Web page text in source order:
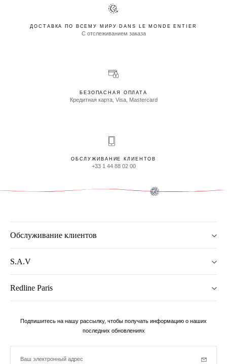
ДОСТАВКА ПО ВСЕМУ МИРУ DANS LE MONDE ENTIER
С отслеживанием заказа
БЕЗОПАСНАЯ ОПЛАТА
Кредитная карта, Visa, Mastercard
ОБСЛУЖИВАНИЕ КЛИЕНТОВ
+33 1 44 88 02 00
Обслуживание клиентов
S.A.V
Redline Paris
Подпишитесь на нашу рассылку, чтобы получать информацию о наших
последних обновлениях
Ваш электронный адрес